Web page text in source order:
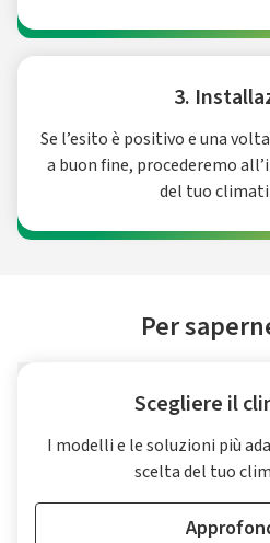
3.
Se l’esito è positivo e una
a buon fine, procederemo
del tuo
Per
Scegliere il
I modelli e le soluzioni più
scelta del tuo